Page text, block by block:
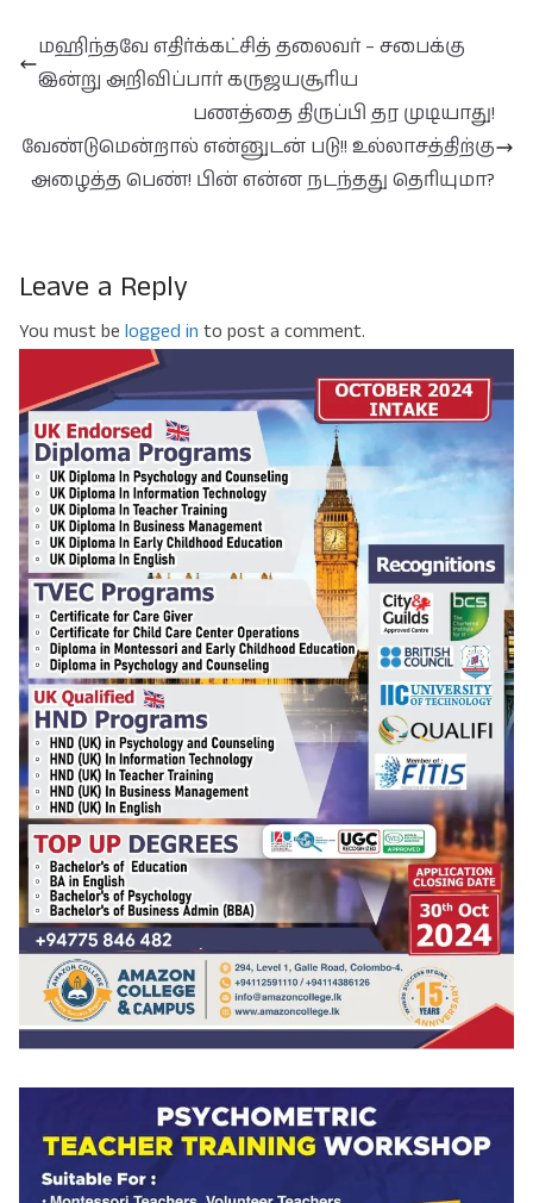
மஹிந்தவே எதிர்க்கட்சித் தலைவர் – சபைக்கு
இன்று அறிவிப்பார் கருஜயசூரிய
பணத்தை திருப்பி தர முடியாது!
வேண்டுமென்றால் என்னுடன் படு!! உல்லாசத்திற்கு
அழைத்த பெண்! பின் என்ன நடந்தது தெரியுமா?
Leave a Reply
You must be logged in to post a comment.